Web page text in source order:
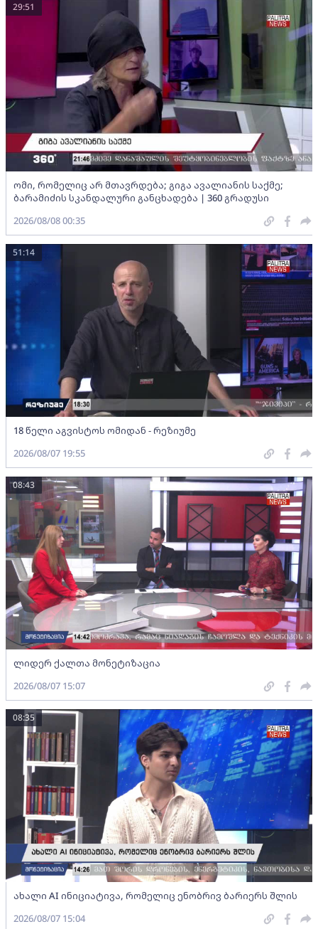
ომი, რომელიც არ მთავრდება; გიგა ავალიანის საქმე;
ბარამიძის სკანდალური განცხადება | 360 გრადუსი
29:51
2026/08/08 00:35
18 წელი აგვისტოს ომიდან - რეზიუმე
51:14
2026/08/07 19:55
ლიდერ ქალთა მონეტიზაცია
08:43
2026/08/07 15:07
ახალი AI ინიციატივა, რომელიც ენობრივ ბარიერს შლის
08:35
2026/08/07 15:04